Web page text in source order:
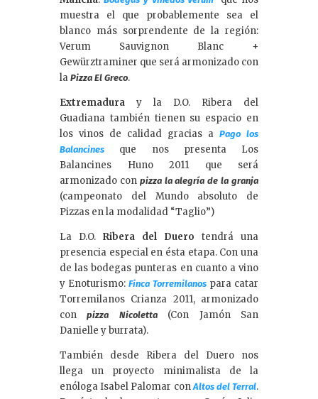
muestra el que probablemente sea el
blanco más sorprendente de la región:
Verum Sauvignon Blanc +
Gewürztraminer que será armonizado con
la Pizza El Greco.
Extremadura y la D.O. Ribera del
Guadiana también tienen su espacio en
los vinos de calidad gracias a Pago los
Balancines que nos presenta Los
Balancines Huno 2011 que será
armonizado con pizza la alegría de la granja
(campeonato del Mundo absoluto de
Pizzas en la modalidad “Taglio”)
La D.O. Ribera del Duero tendrá una
presencia especial en ésta etapa. Con una
de las bodegas punteras en cuanto a vino
y Enoturismo: Finca Torremilanos para catar
Torremilanos Crianza 2011, armonizado
conpizza Nicoletta(Con Jamón San
Danielle y burrata).
También desde Ribera del Duero nos
llega un proyecto minimalista de la
enóloga Isabel Palomar conAltos del Terral.